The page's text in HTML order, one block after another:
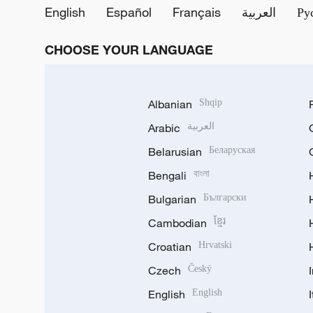
d
e
English
Español Français العربية
CHOOSE YOUR LANGUAGE
Albanian Shqip
Arabic العربية
Belarusian Беларуская
Bengali বাংলা
Bulgarian Български
Cambodian ខ្មែរ
Croatian Hrvatski
Czech Český
English English